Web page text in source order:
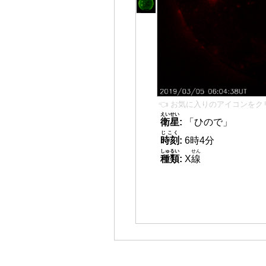
👈 お気に入りのアイコンをク
衛星
えいせい
:
「ひので」
時刻
じこく
: 6時4分
種類
しゅるい
: X線
せん